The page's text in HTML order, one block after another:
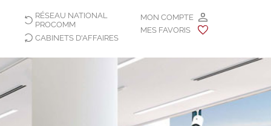
MON COMPTE
MES FAVORIS
RÉSEAU NATIONAL
PROCOMM
CABINETS D'AFFAIRES